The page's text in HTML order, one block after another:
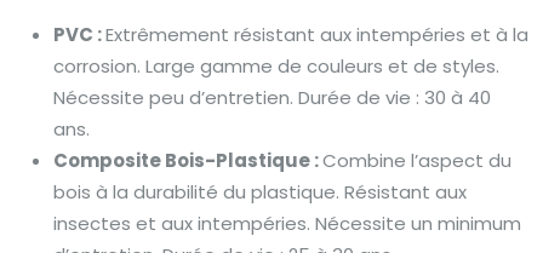
PVC :Extrêmement résistant aux intempéries et à la
corrosion. Large gamme de couleurs et de styles.
Nécessite peu d’entretien. Durée de vie : 30 à 40
ans.
Composite Bois-Plastique :Combine l’aspect du
bois à la durabilité du plastique. Résistant aux
insectes et aux intempéries. Nécessite un minimum